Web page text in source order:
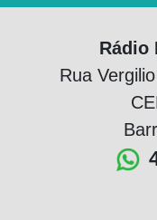
Rádio
Rua